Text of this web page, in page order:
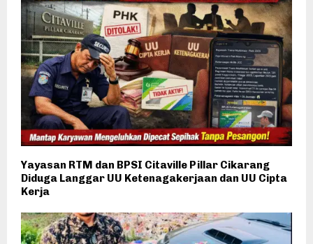
Yayasan RTM dan BPSI Citaville Pillar Cikarang
Diduga Langgar UU Ketenagakerjaan dan UU Cipta
Kerja